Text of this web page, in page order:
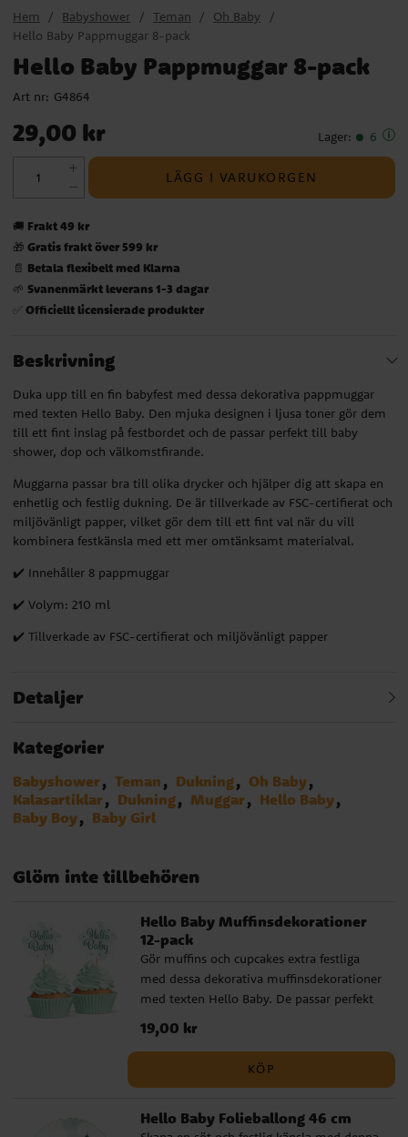
Hem Babyshower Teman
Oh Baby
Hello Baby Pappmuggar 8-pack
Hello Baby Pappmuggar 8-pack
Art nr: G4864
Pris: 29,00 kr
29,00 kr Lager: 6
LÄGG I VARUKORGEN
🚚 Frakt 49 kr
🎁 Gratis frakt över 599 kr
📄 Betala flexibelt med Klarna
🌱 Svanenmärkt leverans 1-3 dagar
✅ Officiellt licensierade produkter
Beskrivning
Duka upp till en fin babyfest med dessa dekorativa pappmuggar
med texten Hello Baby. Den mjuka designen i ljusa toner gör dem
till ett fint inslag på festbordet och de passar perfekt till baby
shower, dop och välkomstfirande.
Muggarna passar bra till olika drycker och hjälper dig att skapa en
enhetlig och festlig dukning. De är tillverkade av FSC-certifierat och
miljövänligt papper, vilket gör dem till ett fint val när du vill
kombinera festkänsla med ett mer omtänksamt materialval.
✔️ Innehåller 8 pappmuggar
✔️ Volym: 210 ml
✔️ Tillverkade av FSC-certifierat och miljövänligt papper
Detaljer
Kategorier
Babyshower Teman Dukning
Oh Baby
Kalasartiklar
Dukning Muggar
Hello Baby
Baby Boy
Baby Girl
Glöm inte tillbehören
Hello Baby Muffinsdekorationer
12-pack
Gör muffins och cupcakes extra festliga
med dessa dekorativa muffinsdekorationer
med texten Hello Baby. De passar perfekt
till baby shower, dop eller välkomstfest
och hjälper dig att skapa ett sött och
enhetligt dessertbord. Dekorationerna är
enkla att sätta ner i bakverken och blir en
passar lika bra till muffins som till
Pris:19,00 kr
19,00 kr
KÖP
Hello Baby Folieballong 46 cm